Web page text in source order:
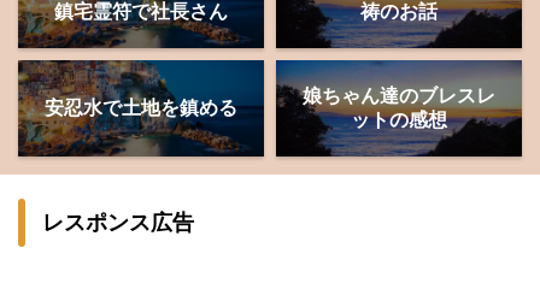
鎮宅霊符で社長さん
祷のお話
安忍水で土地を鎮める
娘ちゃん達のブレスレ
ットの感想
レスポンス広告